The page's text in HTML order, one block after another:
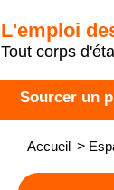
L'emploi
Tout corps
Sourcer un
Accueil >